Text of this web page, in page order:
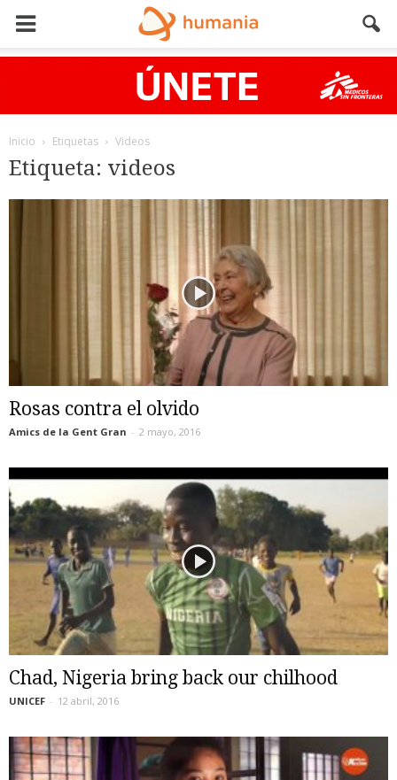
Inicio Etiquetas Videos
Etiqueta: videos
Rosas contra el olvido
Amics de la Gent Gran - 2 mayo, 2016
Chad, Nigeria bring back our chilhood
UNICEF - 12 abril, 2016